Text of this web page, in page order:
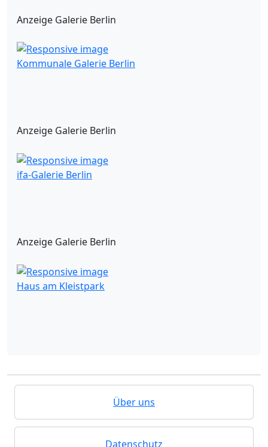
Anzeige Galerie Berlin
Kommunale Galerie Berlin
Anzeige Galerie Berlin
ifa-Galerie Berlin
Anzeige Galerie Berlin
Haus am Kleistpark
Über uns
Datenschutz